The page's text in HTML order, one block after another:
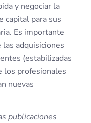
y negociar la
capital para sus
Es importante
adquisiciones
(estabilizadas
los profesionales
nuevas
publicaciones